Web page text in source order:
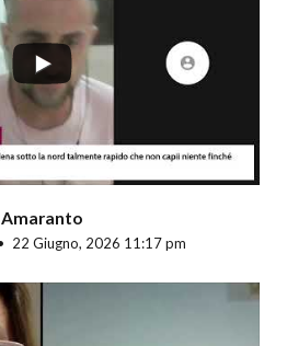
Amaranto
22 Giugno, 2026 11:17 pm